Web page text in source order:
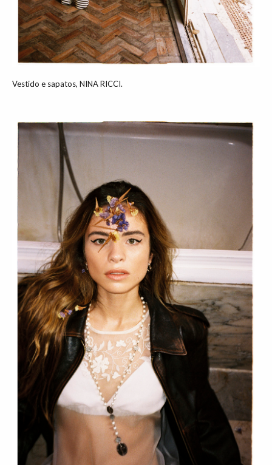
Vestido e sapatos, NINA RICCI.